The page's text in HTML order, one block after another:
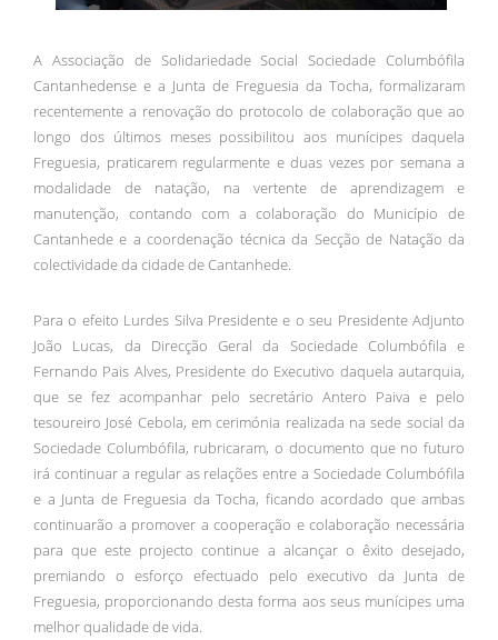
A Associação de Solidariedade Social Sociedade Columbófila
Cantanhedense e a Junta de Freguesia da Tocha, formalizaram
recentemente a renovação do protocolo de colaboração que ao
longo dos últimos meses possibilitou aos munícipes daquela
Freguesia, praticarem regularmente e duas vezes por semana a
modalidade de natação, na vertente de aprendizagem e
manutenção, contando com a colaboração do Município de
Cantanhede e a coordenação técnica da Secção de Natação da
colectividade da cidade de Cantanhede.
Para o efeito Lurdes Silva Presidente e o seu Presidente Adjunto
João Lucas, da Direcção Geral da Sociedade Columbófila e
Fernando Pais Alves, Presidente do Executivo daquela autarquia,
que se fez acompanhar pelo secretário Antero Paiva e pelo
tesoureiro José Cebola, em cerimónia realizada na sede social da
Sociedade Columbófila, rubricaram, o documento que no futuro
irá continuar a regular as relações entre a Sociedade Columbófila
e a Junta de Freguesia da Tocha, ficando acordado que ambas
continuarão a promover a cooperação e colaboração necessária
para que este projecto continue a alcançar o êxito desejado,
premiando o esforço efectuado pelo executivo da Junta de
Freguesia, proporcionando desta forma aos seus munícipes uma
melhor qualidade de vida.